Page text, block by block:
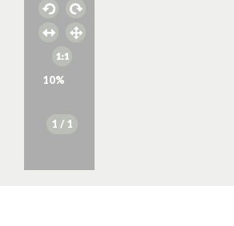
10%
1 / 1